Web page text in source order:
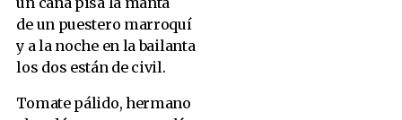
de un puestero marroquí
y a la noche en la bailanta
los dos están de civil.
Tomate pálido, hermano